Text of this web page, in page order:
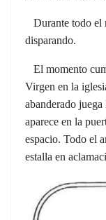
Durante todo el
disparando.
El momento
Virgen en la
abanderado
aparece en la
espacio. Todo el
estalla en